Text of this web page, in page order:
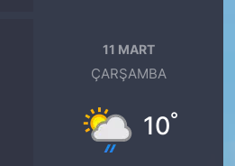
11 MART
ÇARŞAMBA
10°